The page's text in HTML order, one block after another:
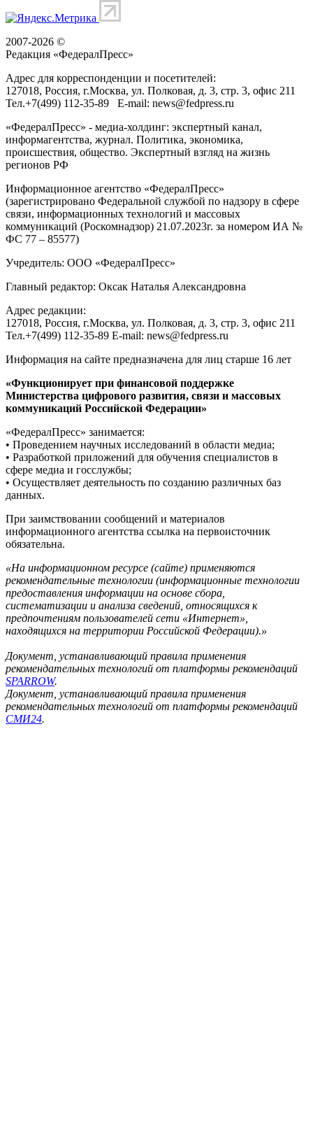
2007-2026 ©
Редакция «ФедералПресс»
Адрес для корреспонденции и посетителей:
127018, Россия, г.Москва, ул. Полковая, д. 3, стр. 3, офис 211
Тел.+7(499) 112-35-89 E-mail: news@fedpress.ru
«ФедералПресс» - медиа-холдинг: экспертный канал,
информагентства, журнал. Политика, экономика,
происшествия, общество. Экспертный взгляд на жизнь
регионов РФ
Информационное агентство «ФедералПресс»
(зарегистрировано Федеральной службой по надзору в сфере
связи, информационных технологий и массовых
коммуникаций (Роскомнадзор) 21.07.2023г. за номером ИА №
ФС 77 – 85577)
Учредитель: ООО «ФедералПресс»
Главный редактор: Оксак Наталья Александровна
Адрес редакции:
127018, Россия, г.Москва, ул. Полковая, д. 3, стр. 3, офис 211
Тел.+7(499) 112-35-89 E-mail: news@fedpress.ru
Информация на сайте предназначена для лиц старше 16 лет
«Функционирует при финансовой поддержке
Министерства цифрового развития, связи и массовых
коммуникаций Российской Федерации»
«ФедералПресс» занимается:
• Проведением научных исследований в области медиа;
• Разработкой приложений для обучения специалистов в
сфере медиа и госслужбы;
• Осуществляет деятельность по созданию различных баз
данных.
При заимствовании сообщений и материалов
информационного агентства ссылка на первоисточник
обязательна.
«На информационном ресурсе (сайте) применяются
рекомендательные технологии (информационные технологии
предоставления информации на основе сбора,
систематизации и анализа сведений, относящихся к
предпочтениям пользователей сети «Интернет»,
находящихся на территории Российской Федерации).»
Документ, устанавливающий правила применения
рекомендательных технологий от платформы рекомендаций
SPARROW.
Документ, устанавливающий правила применения
рекомендательных технологий от платформы рекомендаций
СМИ24.